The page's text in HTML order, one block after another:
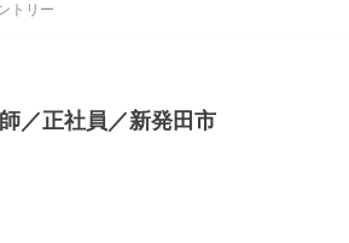
トリー
／正社員／新発田市